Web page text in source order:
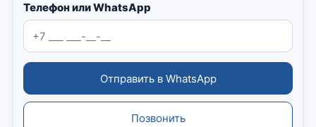
Телефон или WhatsApp
Отправить в WhatsApp
Позвонить